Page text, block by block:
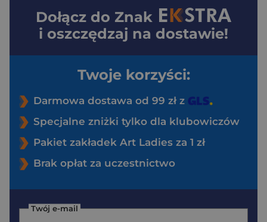
Dołącz do Znak
i oszczędzaj na dostawie!
Twoje korzyści:
Darmowa dostawa od 99 zł z
Specjalne zniżki tylko dla klubowiczów
Pakiet zakładek Art Ladies za 1 zł
Brak opłat za uczestnictwo
Twój e-mail